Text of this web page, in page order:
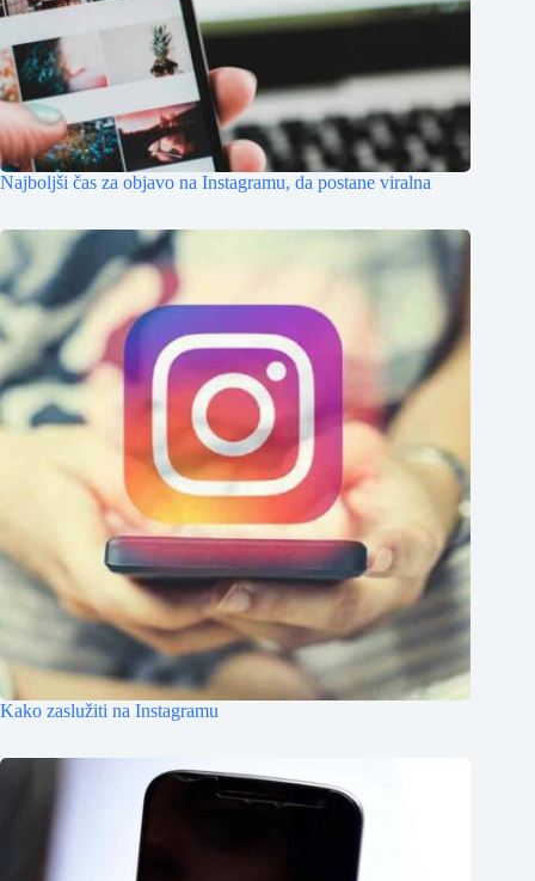
Najboljši čas za objavo na Instagramu, da postane viralna
Kako zaslužiti na Instagramu